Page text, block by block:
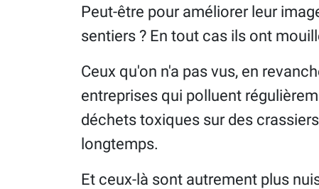
Peut-être pour améliorer leur
sentiers ? En tout cas ils ont
Ceux qu'on n'a pas vus, en
entreprises qui polluent
déchets toxiques sur des
longtemps.
Et ceux-là sont autrement plus